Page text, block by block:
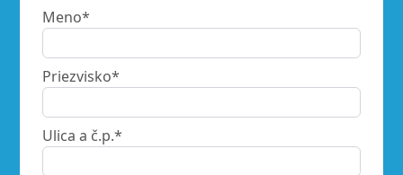
Meno*
Priezvisko*
Ulica a č.p.*